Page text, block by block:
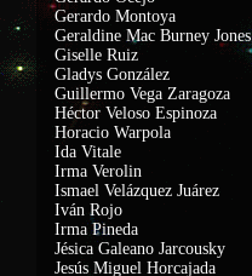
Gerardo Montoya
Geraldine Mac Burney Jones
Giselle Ruiz
Gladys González
Guillermo Vega Zaragoza
Héctor Veloso Espinoza
Horacio Warpola
Ida Vitale
Irma Verolin
Ismael Velázquez Juárez
Iván Rojo
Irma Pineda
Jésica Galeano Jarcousky
Jesús Miguel Horcajada